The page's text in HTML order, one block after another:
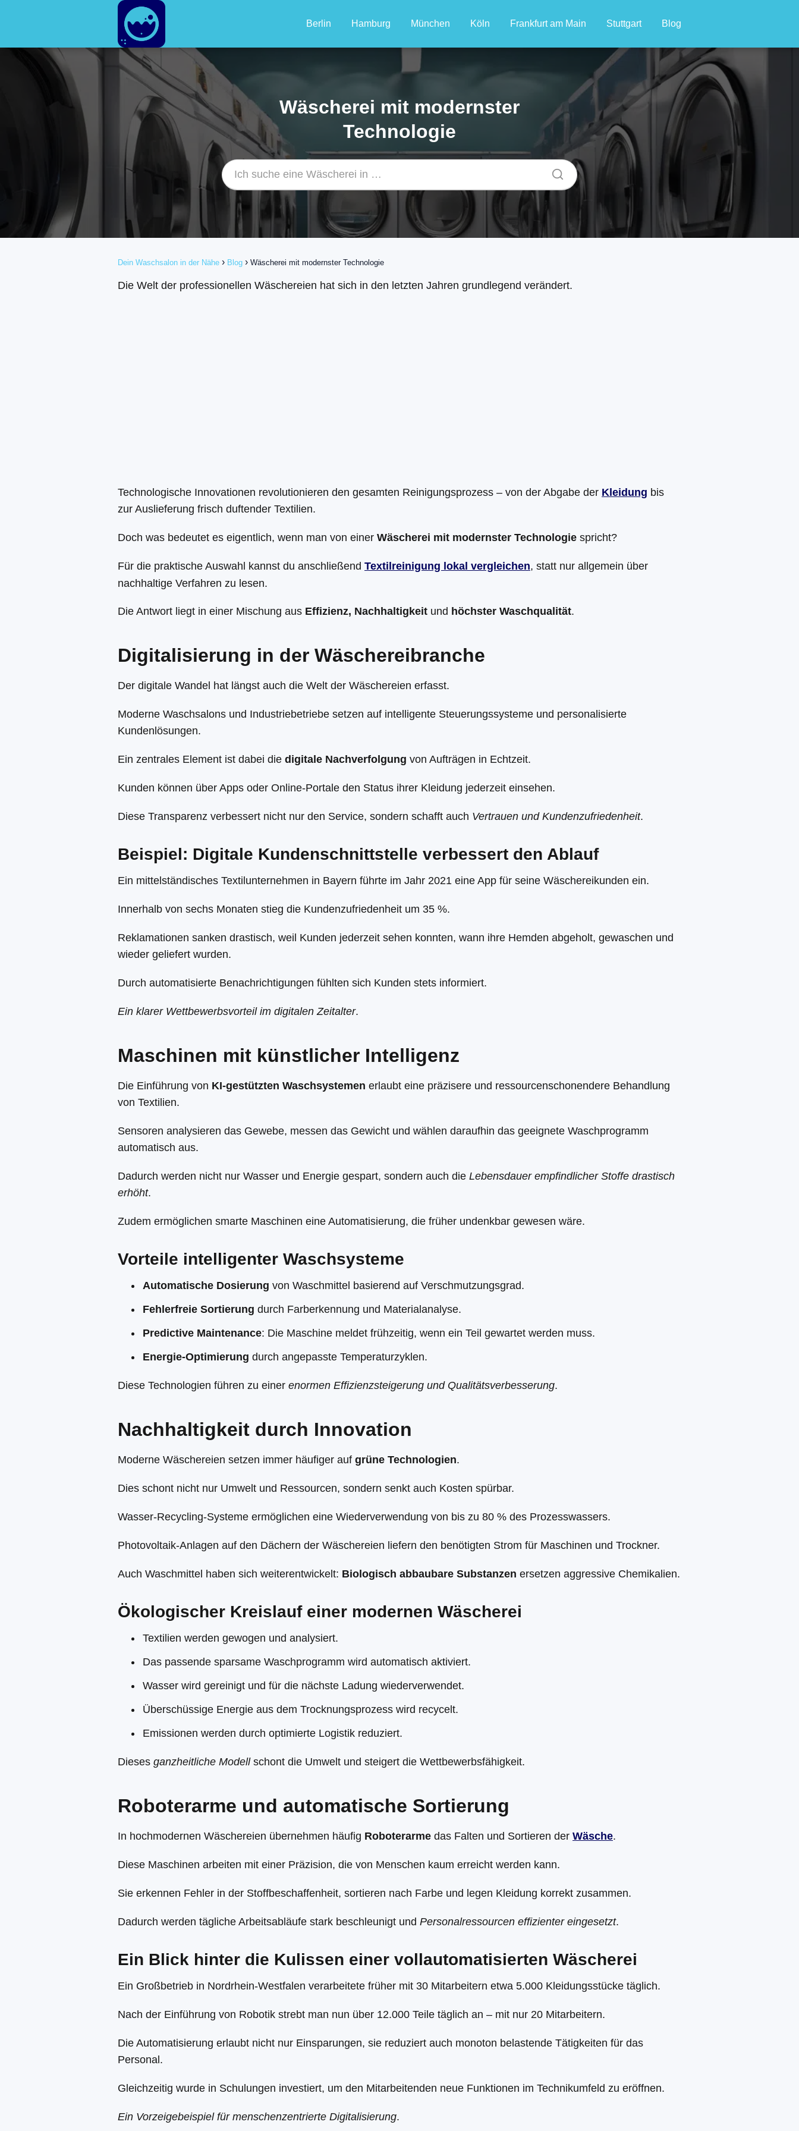
Berlin Hamburg München Köln Frankfurt am Main Stuttgart Blog
Wäscherei mit modernster
Technologie
Dein Waschsalon in der Nähe Blog Wäscherei mit modernster Technologie
Die Welt der professionellen Wäschereien hat sich in den letzten Jahren grundlegend verändert.
Technologische Innovationen revolutionieren den gesamten Reinigungsprozess – von der Abgabe der Kleidung bis
zur Auslieferung frisch duftender Textilien.
Doch was bedeutet es eigentlich, wenn man von einer Wäscherei mit modernster Technologie spricht?
Für die praktische Auswahl kannst du anschließend Textilreinigung lokal vergleichen, statt nur allgemein über
nachhaltige Verfahren zu lesen.
Die Antwort liegt in einer Mischung aus Effizienz, Nachhaltigkeit und höchster Waschqualität.
Digitalisierung in der Wäschereibranche
Der digitale Wandel hat längst auch die Welt der Wäschereien erfasst.
Moderne Waschsalons und Industriebetriebe setzen auf intelligente Steuerungssysteme und personalisierte
Kundenlösungen.
Ein zentrales Element ist dabei die digitale Nachverfolgung von Aufträgen in Echtzeit.
Kunden können über Apps oder Online-Portale den Status ihrer Kleidung jederzeit einsehen.
Diese Transparenz verbessert nicht nur den Service, sondern schafft auch Vertrauen und Kundenzufriedenheit.
Beispiel: Digitale Kundenschnittstelle verbessert den Ablauf
Ein mittelständisches Textilunternehmen in Bayern führte im Jahr 2021 eine App für seine Wäschereikunden ein.
Innerhalb von sechs Monaten stieg die Kundenzufriedenheit um 35 %.
Reklamationen sanken drastisch, weil Kunden jederzeit sehen konnten, wann ihre Hemden abgeholt, gewaschen und
wieder geliefert wurden.
Durch automatisierte Benachrichtigungen fühlten sich Kunden stets informiert.
Ein klarer Wettbewerbsvorteil im digitalen Zeitalter.
Maschinen mit künstlicher Intelligenz
Die Einführung von KI-gestützten Waschsystemen erlaubt eine präzisere und ressourcenschonendere Behandlung
von Textilien.
Sensoren analysieren das Gewebe, messen das Gewicht und wählen daraufhin das geeignete Waschprogramm
automatisch aus.
Dadurch werden nicht nur Wasser und Energie gespart, sondern auch die Lebensdauer empfindlicher Stoffe drastisch
erhöht.
Zudem ermöglichen smarte Maschinen eine Automatisierung, die früher undenkbar gewesen wäre.
Vorteile intelligenter Waschsysteme
Automatische Dosierung von Waschmittel basierend auf Verschmutzungsgrad.
Fehlerfreie Sortierung durch Farberkennung und Materialanalyse.
Predictive Maintenance: Die Maschine meldet frühzeitig, wenn ein Teil gewartet werden muss.
Energie-Optimierung durch angepasste Temperaturzyklen.
Diese Technologien führen zu einer enormen Effizienzsteigerung und Qualitätsverbesserung.
Nachhaltigkeit durch Innovation
Moderne Wäschereien setzen immer häufiger auf grüne Technologien.
Dies schont nicht nur Umwelt und Ressourcen, sondern senkt auch Kosten spürbar.
Wasser-Recycling-Systeme ermöglichen eine Wiederverwendung von bis zu 80 % des Prozesswassers.
Photovoltaik-Anlagen auf den Dächern der Wäschereien liefern den benötigten Strom für Maschinen und Trockner.
Auch Waschmittel haben sich weiterentwickelt: Biologisch abbaubare Substanzen ersetzen aggressive Chemikalien.
Ökologischer Kreislauf einer modernen Wäscherei
Textilien werden gewogen und analysiert.
Das passende sparsame Waschprogramm wird automatisch aktiviert.
Wasser wird gereinigt und für die nächste Ladung wiederverwendet.
Überschüssige Energie aus dem Trocknungsprozess wird recycelt.
Emissionen werden durch optimierte Logistik reduziert.
Dieses ganzheitliche Modellschont die Umwelt und steigert die Wettbewerbsfähigkeit.
Roboterarme und automatische Sortierung
In hochmodernen Wäschereien übernehmen häufig Roboterarme das Falten und Sortieren der Wäsche.
Diese Maschinen arbeiten mit einer Präzision, die von Menschen kaum erreicht werden kann.
Sie erkennen Fehler in der Stoffbeschaffenheit, sortieren nach Farbe und legen Kleidung korrekt zusammen.
Dadurch werden tägliche Arbeitsabläufe stark beschleunigt und Personalressourcen effizienter eingesetzt.
Ein Blick hinter die Kulissen einer vollautomatisierten Wäscherei
Ein Großbetrieb in Nordrhein-Westfalen verarbeitete früher mit 30 Mitarbeitern etwa 5.000 Kleidungsstücke täglich.
Nach der Einführung von Robotik strebt man nun über 12.000 Teile täglich an – mit nur 20 Mitarbeitern.
Die Automatisierung erlaubt nicht nur Einsparungen, sie reduziert auch monoton belastende Tätigkeiten für das
Personal.
Gleichzeitig wurde in Schulungen investiert, um den Mitarbeitenden neue Funktionen im Technikumfeld zu eröffnen.
Ein Vorzeigebeispiel für menschenzentrierte Digitalisierung.